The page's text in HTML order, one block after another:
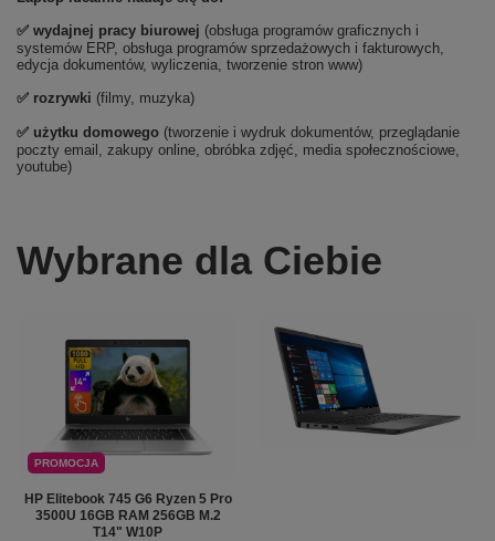
✅ wydajnej pracy biurowej (obsługa programów graficznych i
systemów ERP, obsługa programów sprzedażowych i fakturowych,
edycja dokumentów, wyliczenia, tworzenie stron www)
✅ rozrywki (filmy, muzyka)
✅ użytku domowego (tworzenie i wydruk dokumentów, przeglądanie
poczty email, zakupy online, obróbka zdjęć, media społecznościowe,
youtube)
Wybrane dla Ciebie
PROMOCJA
HP Elitebook 745 G6 Ryzen 5 Pro
3500U 16GB RAM 256GB M.2
T14" W10P